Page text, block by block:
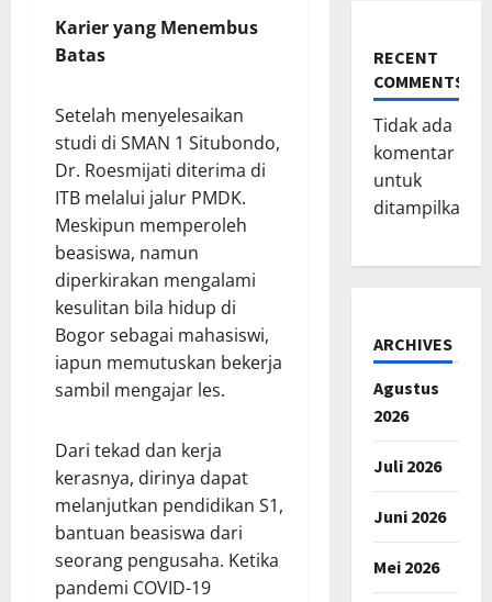
Karier yang Menembus
Batas
Setelah menyelesaikan
studi di SMAN 1 Situbondo,
Dr. Roesmijati diterima di
ITB melalui jalur PMDK.
Meskipun memperoleh
beasiswa, namun
diperkirakan mengalami
kesulitan bila hidup di
Bogor sebagai mahasiswi,
iapun memutuskan bekerja
sambil mengajar les.
Dari tekad dan kerja
kerasnya, dirinya dapat
melanjutkan pendidikan S1,
bantuan beasiswa dari
seorang pengusaha. Ketika
pandemi COVID-19
RECENT
COMMENTS
Tidak ada
komentar
untuk
ditampilkan.
ARCHIVES
Agustus
2026
Juli 2026
Juni 2026
Mei 2026